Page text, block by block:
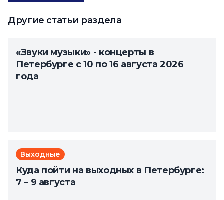
Другие статьи раздела
«Звуки музыки» - концерты в
Петербурге с 10 по 16 августа 2026
года
Выходные
Куда пойти на выходных в Петербурге:
7 – 9 августа